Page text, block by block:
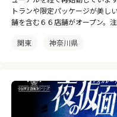
トランや限定パッケージが美し
舗を含む６６店舗がオープン。
関東 神奈川県